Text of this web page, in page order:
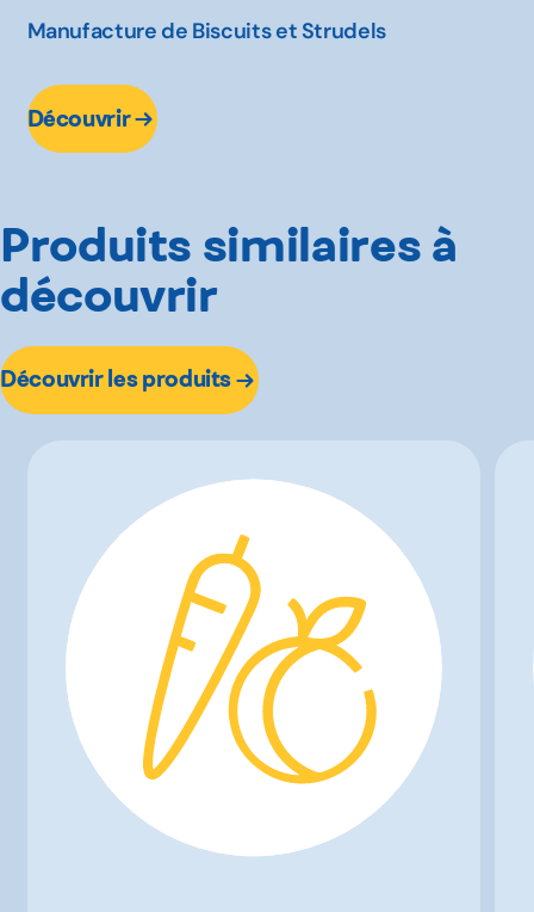
Manufacture de Biscuits et Strudels
Découvrir
Produits similaires à
découvrir
Découvrir les produits